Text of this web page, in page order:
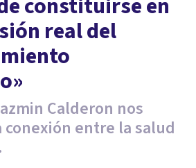
real del
Calderon nos
conexión entre la salud